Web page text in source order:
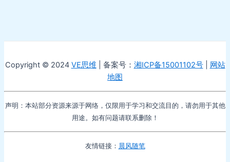
Copyright © 2024 VE思维 | 备案号： 湘ICP备15001102号| 网站
地图
声明：本站部分资源来源于网络，仅限用于学习和交流目的，请勿用于其他
用途。如有问题请联系删除！
友情链接： 晨风随笔